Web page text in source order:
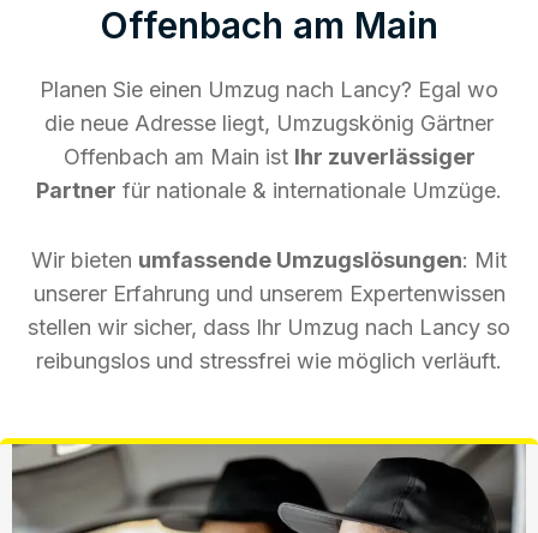
Offenbach am Main
Planen Sie einen Umzug nach Lancy? Egal wo
die neue Adresse liegt, Umzugskönig Gärtner
Offenbach am Main ist Ihr zuverlässiger
Partner für nationale & internationale Umzüge.
Wir bieten umfassende Umzugslösungen: Mit
unserer Erfahrung und unserem Expertenwissen
stellen wir sicher, dass Ihr Umzug nach Lancy so
reibungslos und stressfrei wie möglich verläuft.